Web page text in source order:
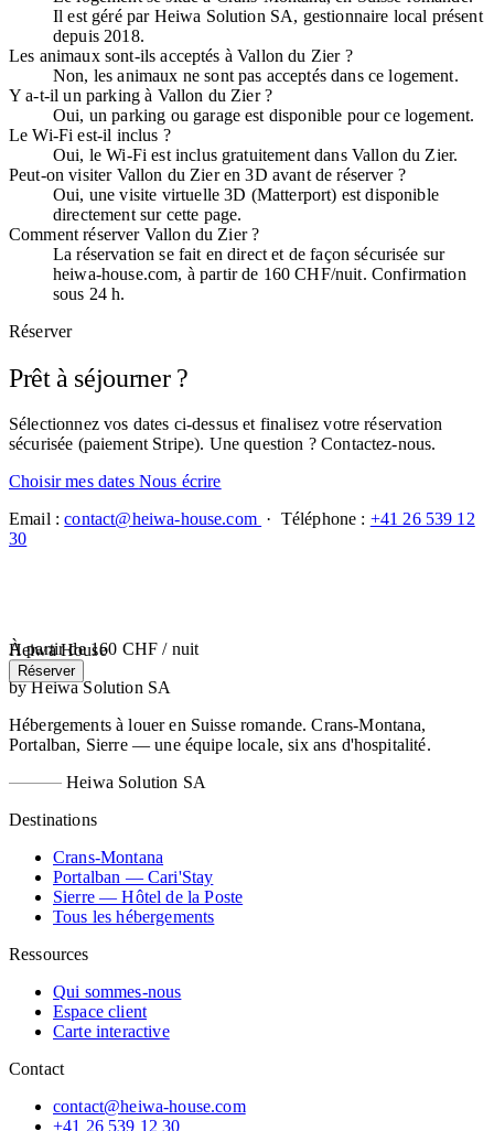
Il est géré par Heiwa Solution SA, gestionnaire local présent
depuis 2018.
Les animaux sont-ils acceptés à Vallon du Zier ?
Non, les animaux ne sont pas acceptés dans ce logement.
Y a-t-il un parking à Vallon du Zier ?
Oui, un parking ou garage est disponible pour ce logement.
Le Wi-Fi est-il inclus ?
Oui, le Wi-Fi est inclus gratuitement dans Vallon du Zier.
Peut-on visiter Vallon du Zier en 3D avant de réserver ?
Oui, une visite virtuelle 3D (Matterport) est disponible
directement sur cette page.
Comment réserver Vallon du Zier ?
La réservation se fait en direct et de façon sécurisée sur
heiwa-house.com, à partir de 160 CHF/nuit. Confirmation
sous 24 h.
Réserver
Prêt à séjourner ?
Sélectionnez vos dates ci-dessus et finalisez votre réservation
sécurisée (paiement Stripe). Une question ? Contactez-nous.
Choisir mes dates Nous écrire
Email :contact@heiwa-house.com · Téléphone : +41 26 539 12
30
À partir de 160 CHF / nuit
Réserver
Heiwa House
by Heiwa Solution SA
Hébergements à louer en Suisse romande. Crans-Montana,
Portalban, Sierre — une équipe locale, six ans d'hospitalité.
Heiwa Solution SA
Destinations
Crans-Montana
Portalban — Cari'Stay
Sierre — Hôtel de la Poste
Tous les hébergements
Ressources
Qui sommes-nous
Espace client
Carte interactive
Contact
contact@heiwa-house.com
+41 26 539 12 30